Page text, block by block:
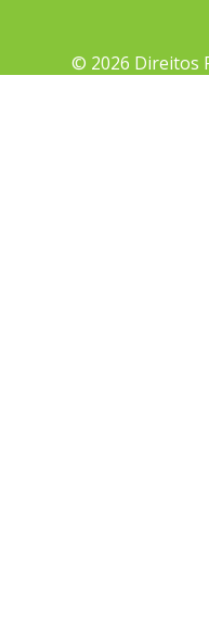
© 2026 Direitos